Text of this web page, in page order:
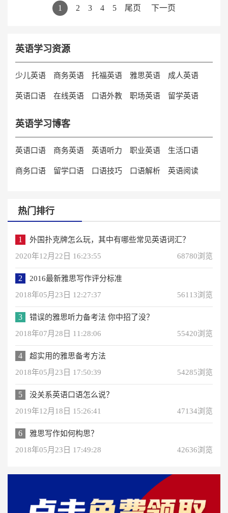
英文老师来解答问题：成人怎么学英语比较好】【点击此
能走的长久。语言学习和「环境」、「时
1 2 3 4 5 尾页 下一页
英语学习资源
少儿英语 商务英语 托福英语 雅思英语 成人英语
英语口语 在线英语 口语外教 职场英语 留学英语
英语学习博客
英语口语 商务英语 英语听力 职业英语 生活口语
商务口语 留学口语 口语技巧 口语解析 英语阅读
热门排行
1
外国扑克牌怎么玩，其中有哪些常见英语词汇？
2020年12月22日 16:23:55
68780浏览
2
2016最新雅思写作评分标准
2018年05月23日 12:27:37
56113浏览
3
错误的雅思听力备考法 你中招了没？
2018年07月28日 11:28:06
55420浏览
4
超实用的雅思备考方法
2018年05月23日 17:50:39
54285浏览
5
没关系英语口语怎么说？
2019年12月18日 15:26:41
47134浏览
6
雅思写作如何构思？
2018年05月23日 17:49:28
42636浏览